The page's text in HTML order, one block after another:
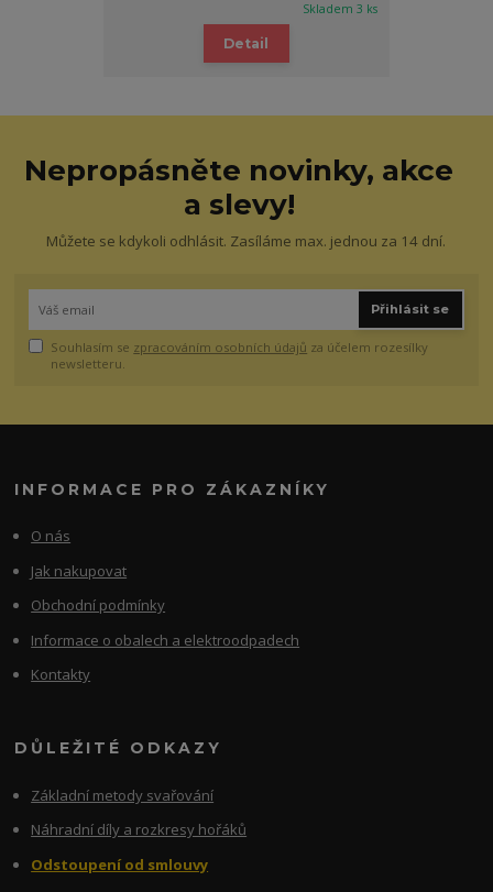
Skladem 3 ks
Detail
Nepropásněte novinky, akce
a slevy!
Můžete se kdykoli odhlásit. Zasíláme max. jednou za 14 dní.
Přihlásit se
Souhlasím se zpracováním osobních údajů za účelem rozesílky
newsletteru.
INFORMACE PRO ZÁKAZNÍKY
O nás
Jak nakupovat
Obchodní podmínky
Informace o obalech a elektroodpadech
Kontakty
DŮLEŽITÉ ODKAZY
Základní metody svařování
Náhradní díly a rozkresy hořáků
Odstoupení od smlouvy